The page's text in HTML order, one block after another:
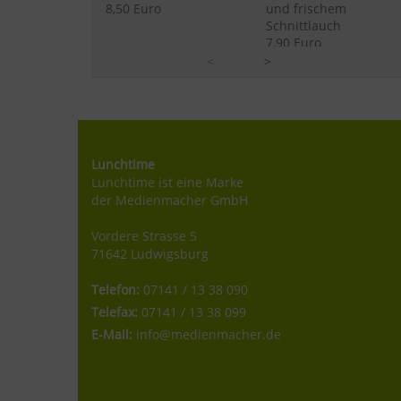
8,50 Euro
und frischem
Schnittlauch
7,90 Euro
gebacken/Kartoffel-
Gesottene
ffeln
Holzfällersteak
vom
Speck geschmorte
Zwiebel/Röstkartoffel
n
Hausgemachter
Tellerrösti/
Paprikagemüse-
Zucchinigemüse/mit
mit
< >
Lunchtime
Lunchtime ist eine Marke
der Medienmacher GmbH
Vordere Strasse 5
71642 Ludwigsburg
Telefon: 07141 / 13 38 090
Telefax: 07141 / 13 38 099
E-Mail: info@medienmacher.de